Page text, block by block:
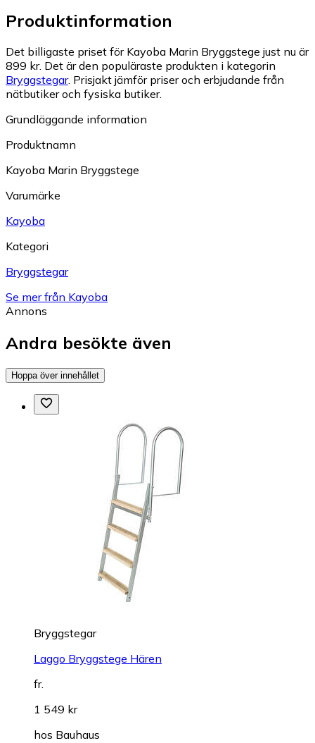
Produktinformation
Det billigaste priset för Kayoba Marin Bryggstege just nu är
899 kr. Det är den populäraste produkten i kategorin
Bryggstegar. Prisjakt jämför priser och erbjudande från
nätbutiker och fysiska butiker.
Grundläggande information
Produktnamn
Kayoba Marin Bryggstege
Varumärke
Kayoba
Kategori
Bryggstegar
Se mer från Kayoba
Annons
Andra besökte även
Hoppa över innehållet
Bryggstegar
Laggo Bryggstege Hären
fr.
1 549 kr
hos Bauhaus